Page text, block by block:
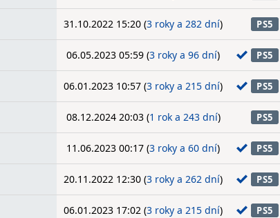
31.10.2022 15:20 (3 roky a 282 dní) PS5
06.05.2023 05:59 (3 roky a 96 dní) PS5
06.01.2023 10:57 (3 roky a 215 dní) PS5
08.12.2024 20:03 (1 rok a 243 dní) PS5
11.06.2023 00:17 (3 roky a 60 dní) PS5
20.11.2022 12:30 (3 roky a 262 dní) PS5
06.01.2023 17:02 (3 roky a 215 dní) PS5